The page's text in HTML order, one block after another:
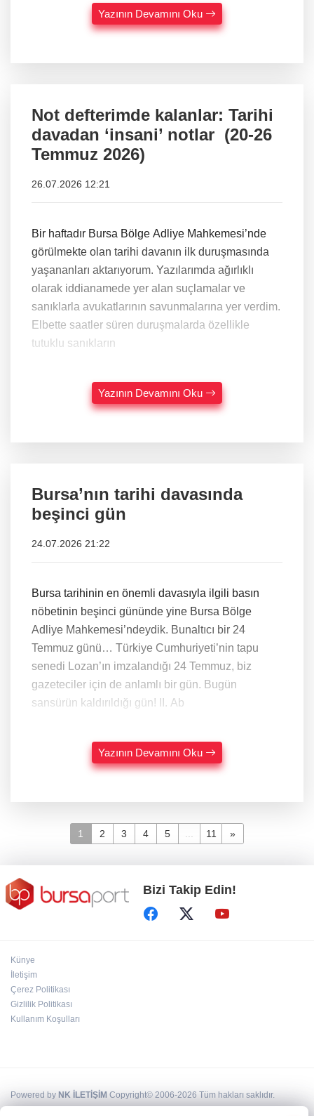
Yazının Devamını Oku
Not defterimde kalanlar: Tarihi
davadan ‘insani’ notlar (20-26
Temmuz 2026)
26.07.2026 12:21
Bir haftadır Bursa Bölge Adliye Mahkemesi’nde
görülmekte olan tarihi davanın ilk duruşmasında
yaşananları aktarıyorum. Yazılarımda ağırlıklı
olarak iddianamede yer alan suçlamalar ve
sanıklarla avukatlarının savunmalarına yer verdim.
Elbette saatler süren duruşmalarda özellikle
tutuklu sanıkların
Yazının Devamını Oku
Bursa’nın tarihi davasında
beşinci gün
24.07.2026 21:22
Bursa tarihinin en önemli davasıyla ilgili basın
nöbetinin beşinci gününde yine Bursa Bölge
Adliye Mahkemesi’ndeydik. Bunaltıcı bir 24
Temmuz günü… Türkiye Cumhuriyeti’nin tapu
senedi Lozan’ın imzalandığı 24 Temmuz, biz
gazeteciler için de anlamlı bir gün. Bugün
sansürün kaldırıldığı gün! II. Ab
Yazının Devamını Oku
1 2 3 4 5 11 »
Bizi Takip Edin!
Künye
İletişim
Çerez Politikası
Gizlilik Politikası
Kullanım Koşulları
Powered by NK İLETİŞİM Copyright© 2006-2026 Tüm hakları saklıdır.